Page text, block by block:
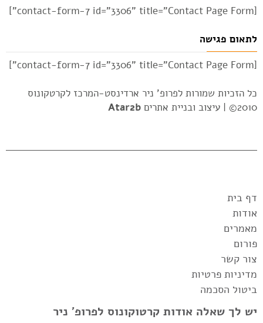
[contact-form-7 id="3306" title="Contact Page Form"]
לתאום פגישה
[contact-form-7 id="3306" title="Contact Page Form"]
כל הזכיות שמורות לפרופ' ניר ארדינסט-המרכז לקרטקונוס
2010© |
עיצוב ובניית אתרים Atar2b
דף בית
אודות
מאמרים
פורום
צור קשר
מדיניות פרטיות
ביטול הסכמה
יש לך שאלה אודות קרטוקונוס לפרופ' ניר